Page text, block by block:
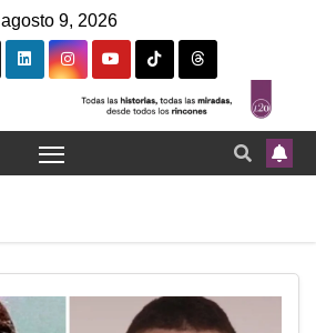
agosto 9, 2026